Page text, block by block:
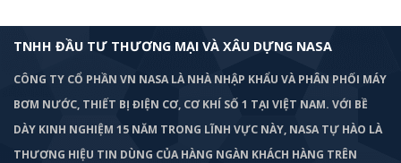
TNHH ĐẦU TƯ THƯƠNG MẠI VÀ XÂU DỰNG NASA
CÔNG TY CỔ PHẦN VN NASA LÀ NHÀ NHẬP KHẨU VÀ PHÂN PHỐI MÁY
BƠM NƯỚC, THIẾT BỊ ĐIỆN CƠ, CƠ KHÍ SỐ 1 TẠI VIỆT NAM. VỚI BỀ
DÀY KINH NGHIỆM 15 NĂM TRONG LĨNH VỰC NÀY, NASA TỰ HÀO LÀ
THƯƠNG HIỆU TIN DÙNG CỦA HÀNG NGÀN KHÁCH HÀNG TRÊN